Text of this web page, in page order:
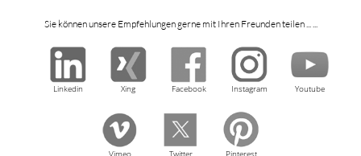
Sie können unsere Empfehlungen gerne mit Ihren Freunden teilen ... ...
Linkedin Xing Facebook Instagram Youtube